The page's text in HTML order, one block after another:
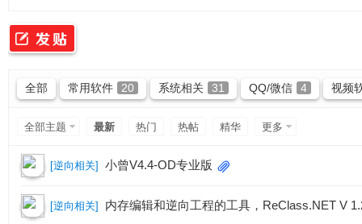
全部 常用软件 20 系统相关 31 QQ/微信 4 视频
全部主题 最新 热门 热帖 精华 更多
[逆向相关] 小曾V4.4-OD专业版
[逆向相关] 内存编辑和逆向工程的工具，ReClass.NET V